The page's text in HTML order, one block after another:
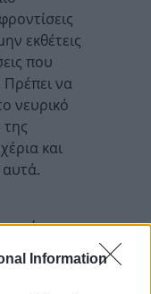
Information
εκθέτεις
που
Πρέπει να
νευρικό
και
αυτά.
μέρες
Λαμβάνεις
από τον Άρη